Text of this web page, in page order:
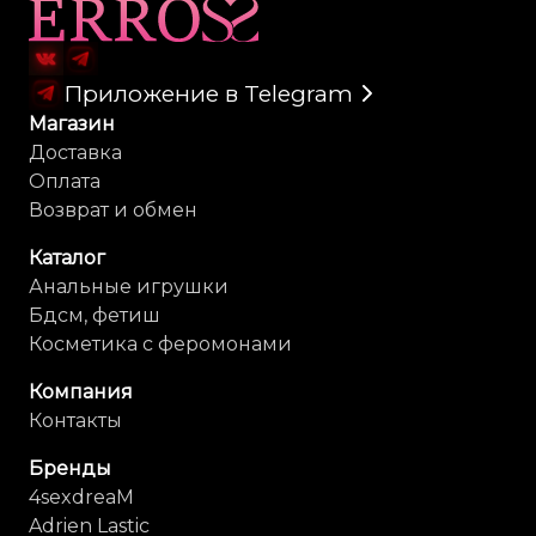
Приложение в Telegram
Магазин
Доставка
Оплата
Возврат и обмен
Каталог
Анальные игрушки
Бдсм, фетиш
Косметика с феромонами
Компания
Контакты
Бренды
4sexdreaM
Adrien Lastic
Карта сайта